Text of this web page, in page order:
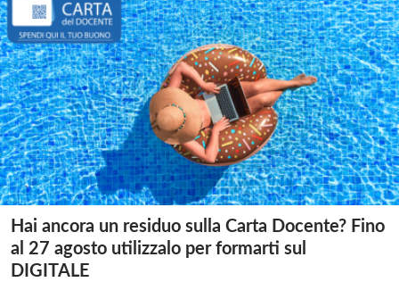
Hai ancora un residuo sulla Carta Docente? Fino
al 27 agosto utilizzalo per formarti sul
DIGITALE